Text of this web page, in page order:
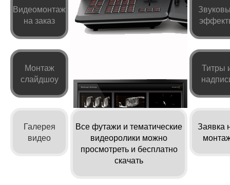
Видеомонтаж
на заказ
Монтаж
слайдшоу
Титры
Галерея
видео
Все футажи и тематические
видеоролики можно
просмотреть и бесплатно
скачать
Заявка